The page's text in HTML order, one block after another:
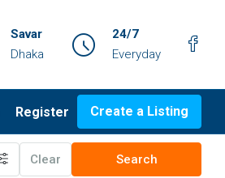
Savar
Dhaka
24/7
Everyday
Register Create a Listing
Clear Search